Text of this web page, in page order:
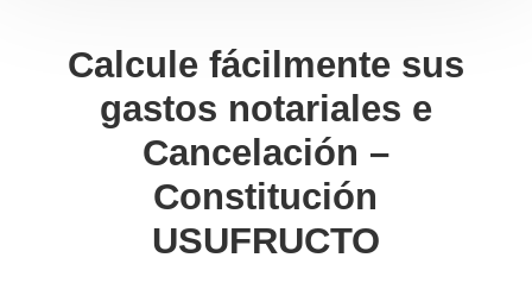
Calcule fácilmente sus
gastos notariales e
Cancelación –
Constitución
USUFRUCTO